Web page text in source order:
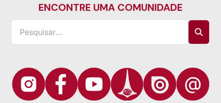
ENCONTRE UMA COMUNIDADE